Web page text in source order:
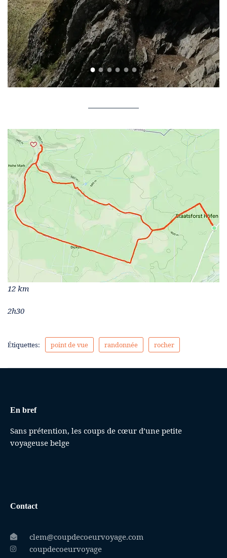
12 km
2h30
Étiquettes: point de vue randonnée rocher
En bref
Sans prétention, les coups de cœur d’une petite
voyageuse belge
Contact
clem@coupdecoeurvoyage.com
coupdecoeurvoyage